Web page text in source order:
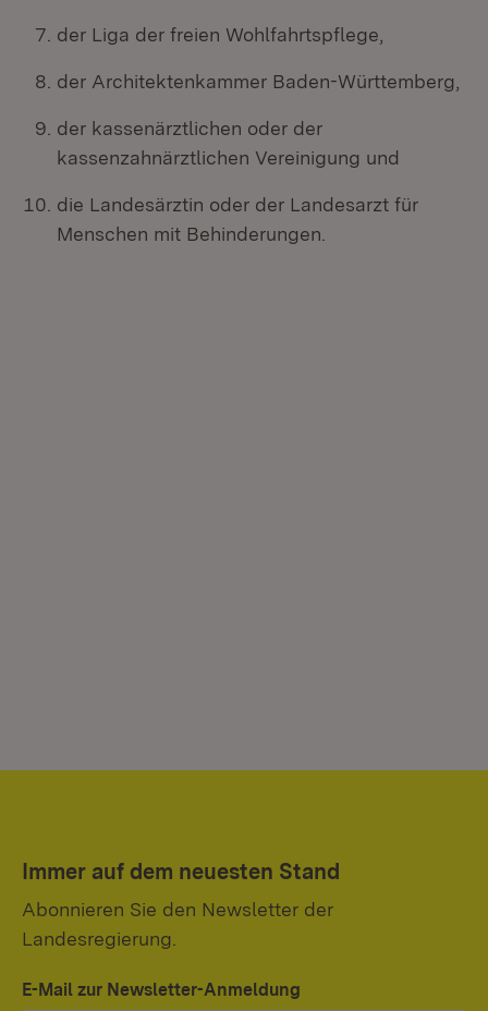
der Liga der freien Wohlfahrtspflege,
der Architektenkammer Baden-Württemberg,
der kassenärztlichen oder der
kassenzahnärztlichen Vereinigung und
die Landesärztin oder der Landesarzt für
Menschen mit Behinderungen.
Immer auf dem neuesten Stand
Abonnieren Sie den Newsletter der
Landesregierung.
E-Mail zur Newsletter-Anmeldung